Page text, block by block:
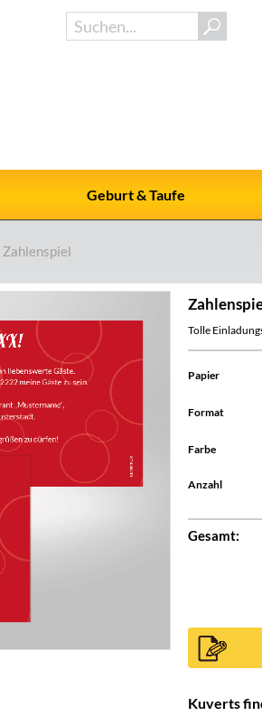
Geburt & Taufe
Zahlenspiel
Tolle
Papier
Format
Farbe
Anzahl
Gesamt:
Kuverts